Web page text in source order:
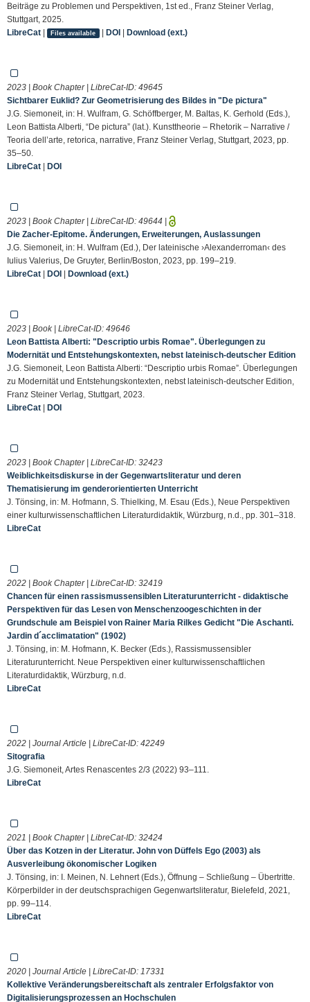
Beiträge zu Problemen und Perspektiven, 1st ed., Franz Steiner Verlag,
Stuttgart, 2025.
LibreCat | Files available | DOI| Download (ext.)
2023 | Book Chapter | LibreCat-ID: 49645
Sichtbarer Euklid? Zur Geometrisierung des Bildes in "De pictura"
J.G. Siemoneit, in: H. Wulfram, G. Schöffberger, M. Baltas, K. Gerhold (Eds.),
Leon Battista Alberti, “De pictura” (lat.). Kunsttheorie – Rhetorik – Narrative /
Teoria dell’arte, retorica, narrative, Franz Steiner Verlag, Stuttgart, 2023, pp.
35–50.
LibreCat | DOI
2023 | Book Chapter | LibreCat-ID: 49644 |
Die Zacher-Epitome. Änderungen, Erweiterungen, Auslassungen
J.G. Siemoneit, in: H. Wulfram (Ed.), Der lateinische ›Alexanderroman‹ des
Iulius Valerius, De Gruyter, Berlin/Boston, 2023, pp. 199–219.
LibreCat | DOI | Download (ext.)
2023 | Book | LibreCat-ID: 49646
Leon Battista Alberti: "Descriptio urbis Romae". Überlegungen zu
Modernität und Entstehungskontexten, nebst lateinisch-deutscher Edition
J.G. Siemoneit, Leon Battista Alberti: “Descriptio urbis Romae”. Überlegungen
zu Modernität und Entstehungskontexten, nebst lateinisch-deutscher Edition,
Franz Steiner Verlag, Stuttgart, 2023.
LibreCat | DOI
2023 | Book Chapter | LibreCat-ID: 32423
Weiblichkeitsdiskurse in der Gegenwartsliteratur und deren
Thematisierung im genderorientierten Unterricht
J. Tönsing, in: M. Hofmann, S. Thielking, M. Esau (Eds.), Neue Perspektiven
einer kulturwissenschaftlichen Literaturdidaktik, Würzburg, n.d., pp. 301–318.
LibreCat
2022 | Book Chapter | LibreCat-ID: 32419
Chancen für einen rassismussensiblen Literaturunterricht - didaktische
Perspektiven für das Lesen von Menschenzoogeschichten in der
Grundschule am Beispiel von Rainer Maria Rilkes Gedicht "Die Aschanti.
Jardin d´acclimatation" (1902)
J. Tönsing, in: M. Hofmann, K. Becker (Eds.), Rassismussensibler
Literaturunterricht. Neue Perspektiven einer kulturwissenschaftlichen
Literaturdidaktik, Würzburg, n.d.
LibreCat
2022 | Journal Article | LibreCat-ID: 42249
Sitografia
J.G. Siemoneit, Artes Renascentes 2/3 (2022) 93–111.
LibreCat
2021 | Book Chapter | LibreCat-ID: 32424
Über das Kotzen in der Literatur. John von Düffels Ego (2003) als
Ausverleibung ökonomischer Logiken
J. Tönsing, in: I. Meinen, N. Lehnert (Eds.), Öffnung – Schließung – Übertritte.
Körperbilder in der deutschsprachigen Gegenwartsliteratur, Bielefeld, 2021,
pp. 99–114.
LibreCat
2020 | Journal Article | LibreCat-ID: 17331
Kollektive Veränderungsbereitschaft als zentraler Erfolgsfaktor von
Digitalisierungsprozessen an Hochschulen